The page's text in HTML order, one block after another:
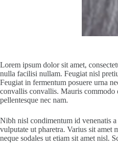
Lorem ipsum dolor sit amet,
nulla facilisi nullam. Feugiat nisl
Feugiat in fermentum posuere urna
convallis convallis. Mauris commodo
pellentesque nec nam.
Nibh nisl condimentum id venenatis
vulputate ut pharetra. Varius sit amet
neque sodales ut etiam sit amet nisl.